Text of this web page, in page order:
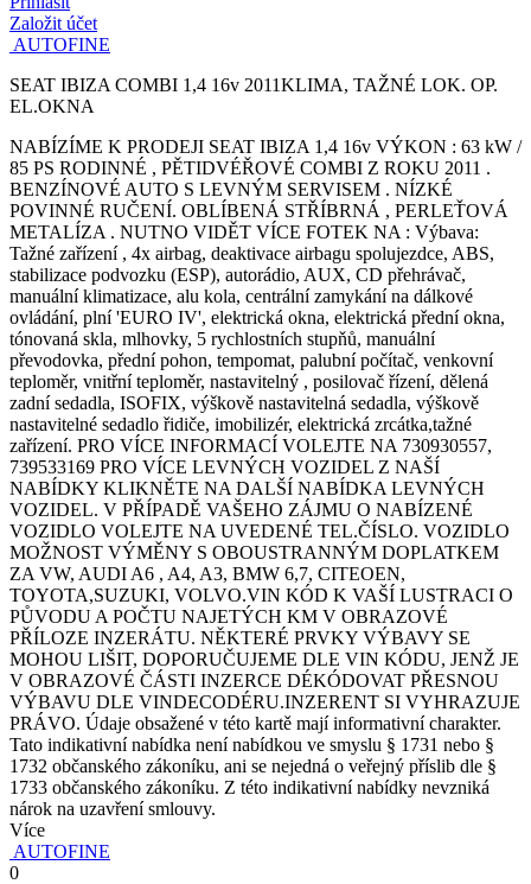
Založit účet
AUTOFINE
SEAT IBIZA COMBI 1,4 16v 2011KLIMA, TAŽNÉ LOK. OP.
EL.OKNA
NABÍZÍME K PRODEJI SEAT IBIZA 1,4 16v VÝKON : 63 kW /
85 PS RODINNÉ , PĚTIDVÉŘOVÉ COMBI Z ROKU 2011 .
BENZÍNOVÉ AUTO S LEVNÝM SERVISEM . NÍZKÉ
POVINNÉ RUČENÍ. OBLÍBENÁ STŘÍBRNÁ , PERLEŤOVÁ
METALÍZA . NUTNO VIDĚT VÍCE FOTEK NA : Výbava:
Tažné zařízení , 4x airbag, deaktivace airbagu spolujezdce, ABS,
stabilizace podvozku (ESP), autorádio, AUX, CD přehrávač,
manuální klimatizace, alu kola, centrální zamykání na dálkové
ovládání, plní 'EURO IV', elektrická okna, elektrická přední okna,
tónovaná skla, mlhovky, 5 rychlostních stupňů, manuální
převodovka, přední pohon, tempomat, palubní počítač, venkovní
teploměr, vnitřní teploměr, nastavitelný , posilovač řízení, dělená
zadní sedadla, ISOFIX, výškově nastavitelná sedadla, výškově
nastavitelné sedadlo řidiče, imobilizér, elektrická zrcátka,tažné
zařízení. PRO VÍCE INFORMACÍ VOLEJTE NA 730930557,
739533169 PRO VÍCE LEVNÝCH VOZIDEL Z NAŠÍ
NABÍDKY KLIKNĚTE NA DALŠÍ NABÍDKA LEVNÝCH
VOZIDEL. V PŘÍPADĚ VAŠEHO ZÁJMU O NABÍZENÉ
VOZIDLO VOLEJTE NA UVEDENÉ TEL.ČÍSLO. VOZIDLO
MOŽNOST VÝMĚNY S OBOUSTRANNÝM DOPLATKEM
ZA VW, AUDI A6 , A4, A3, BMW 6,7, CITEOEN,
TOYOTA,SUZUKI, VOLVO.VIN KÓD K VAŠÍ LUSTRACI O
PŮVODU A POČTU NAJETÝCH KM V OBRAZOVÉ
PŘÍLOZE INZERÁTU. NĚKTERÉ PRVKY VÝBAVY SE
MOHOU LIŠIT, DOPORUČUJEME DLE VIN KÓDU, JENŽ JE
V OBRAZOVÉ ČÁSTI INZERCE DÉKÓDOVAT PŘESNOU
VÝBAVU DLE VINDECODÉRU.INZERENT SI VYHRAZUJE
PRÁVO. Údaje obsažené v této kartě mají informativní charakter.
Tato indikativní nabídka není nabídkou ve smyslu § 1731 nebo §
1732 občanského zákoníku, ani se nejedná o veřejný příslib dle §
1733 občanského zákoníku. Z této indikativní nabídky nevzniká
nárok na uzavření smlouvy.
Více
AUTOFINE
0